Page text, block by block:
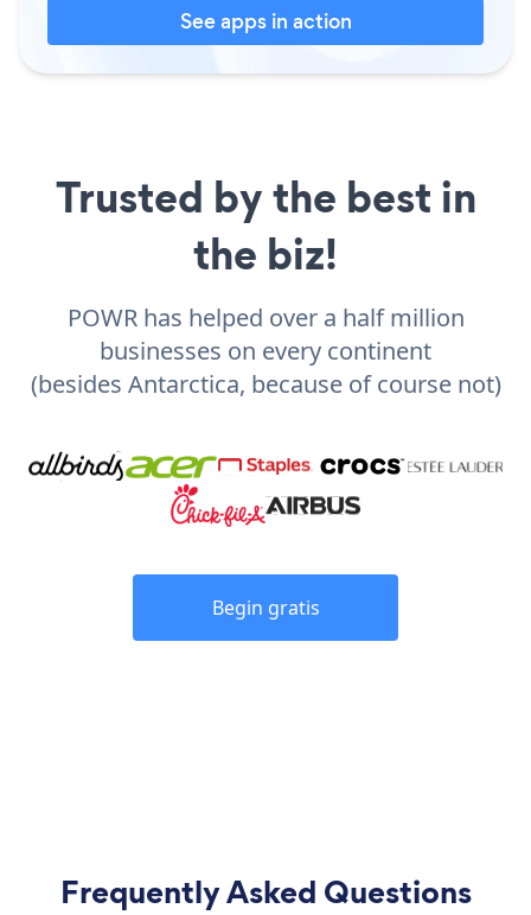
See apps in action
Trusted by the best in
the biz!
POWR has helped over a half million
businesses on every continent
(besides Antarctica, because of course not)
Begin gratis
Frequently Asked Questions